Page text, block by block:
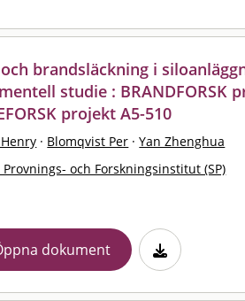
brandsläckning i
studie : BRANDFORSK
projekt A5-510
· Blomqvist Per · Yan Zhenghua
Provnings- och Forskningsinstitut (SP)
dokument